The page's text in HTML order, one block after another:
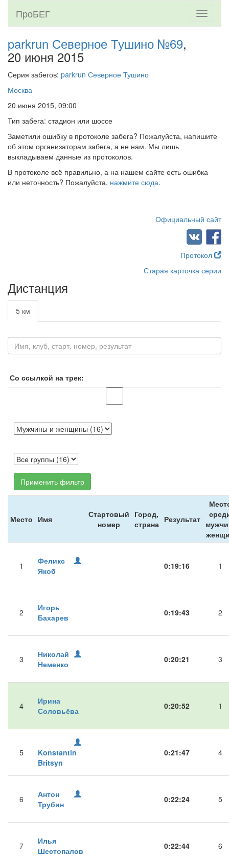
Toggle
ПроБЕГ
parkrun Северное Тушино №69,
20 июня 2015
Серия забегов: parkrun Северное Тушино
Москва
20 июня 2015, 09:00
Тип забега: стадион или шоссе
Заметили ошибку в протоколе забега? Пожалуйста, напишите
об этом организаторам забега, а не нам. Мы лишь
выкладываем данные из протоколов.
В протоколе всё правильно, а на нашем сайте есть ошибка
или неточность? Пожалуйста, нажмите сюда.
Официальный сайт
Протокол
Старая карточка серии
Дистанция
5 км
Со ссылкой на трек:
Применить фильтр
Место Имя
Стартовый
номер
Город,
страна Результат
1
Феликс
Якоб
0:19:16 1
2
Игорь
Бахарев
0:19:43 2
3
Николай
Неменко
0:20:21 3
4
Ирина
Соловьёва
0:20:52 1
5
Konstantin
Britsyn
0:21:47 4
6
Антон
Трубин
0:22:24 5
7
Илья
Шестопалов
0:22:44 6